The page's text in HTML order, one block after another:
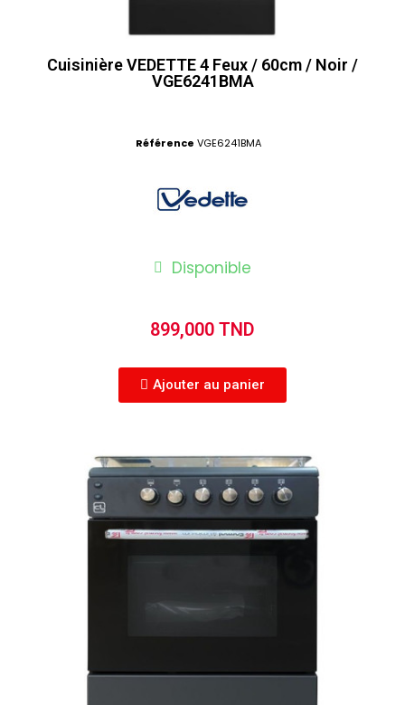
Cuisinière VEDETTE 4 Feux / 60cm / Noir /
VGE6241BMA
Référence VGE6241BMA
Disponible
899,000 TND
Ajouter au panier